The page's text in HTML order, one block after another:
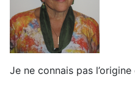
Je ne connais pas